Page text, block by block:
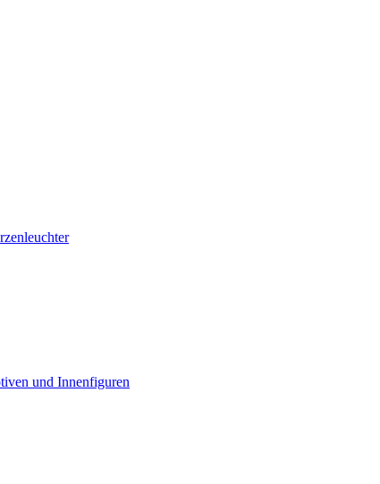
und Innenfiguren